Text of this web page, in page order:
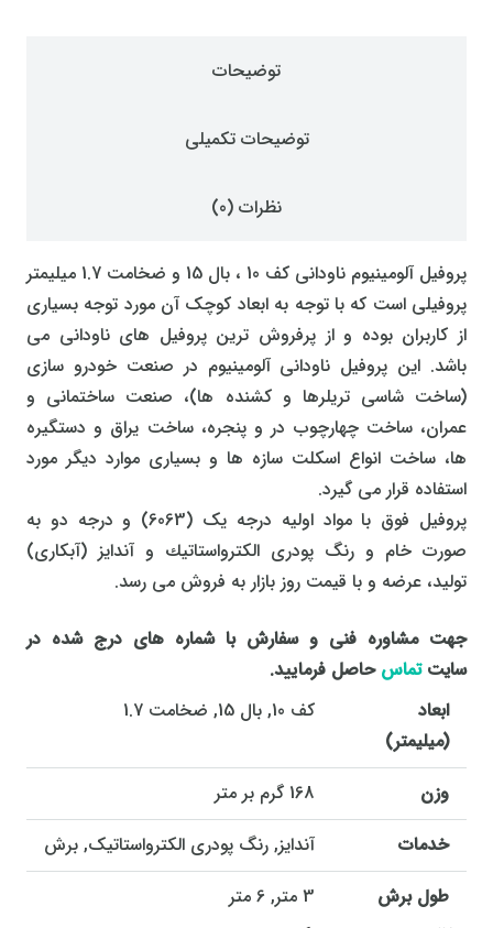
توضیحات
توضیحات تکمیلی
نظرات (0)
پروفیل آلومينيوم ناودانی کف 10 ، بال 15 و ضخامت 1.7 میلیمتر
پروفیلی است که با توجه به ابعاد کوچک آن مورد توجه بسیاری
از کاربران بوده و از پرفروش ترین پروفیل های ناودانی می
باشد. این پروفیل ناودانی آلومینیوم در صنعت خودرو سازی
(ساخت شاسی تریلرها و کشنده ها)، صنعت ساختمانی و
عمران، ساخت چهارچوب در و پنجره، ساخت یراق و دستگیره
ها، ساخت انواع اسکلت سازه ها و بسیاری موارد دیگر مورد
استفاده قرار می گیرد.
پروفیل فوق با مواد اولیه درجه یک (6063) و درجه دو به
صورت خام و رنگ پودری الكترواستاتیك و آندایز (آبکاری)
تولید، عرضه و با قیمت روز بازار به فروش می رسد.
جهت مشاوره فنی و سفارش با شماره های درج شده در
سایتتماس حاصل فرمایید.
ابعاد
(میلیمتر)
کف 10, بال 15, ضخامت 1.7
وزن
168 گرم بر متر
خدمات
آندایز, رنگ پودری الکترواستاتیک, برش
طول برش
3 متر, 6 متر